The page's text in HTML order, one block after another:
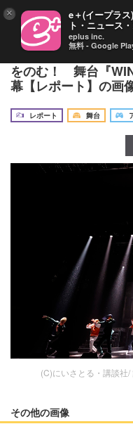
ヒトリからチームへ
をのむ！ 舞台『
幕【レポート】の画
レポート
舞台
(C)にいさとる・講談社
その他の画像
× e＋(イープラ
ト・ニュース
eplus inc.
無料 - Google